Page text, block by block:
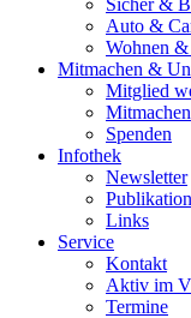
Sicher &
Auto &
Wohnen
Mitmachen &
Mitglied
Mitmachen
Spenden
Infothek
Newsletter
Links
Service
Kontakt
Aktiv im
Termine